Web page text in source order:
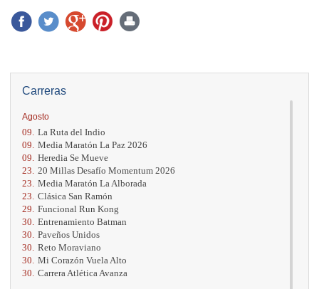
Carreras
Agosto
09. La Ruta del Indio
09. Media Maratón La Paz 2026
09. Heredia Se Mueve
23. 20 Millas Desafío Momentum 2026
23. Media Maratón La Alborada
23. Clásica San Ramón
29. Funcional Run Kong
30. Entrenamiento Batman
30. Paveños Unidos
30. Reto Moraviano
30. Mi Corazón Vuela Alto
30. Carrera Atlética Avanza